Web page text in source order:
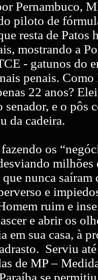
Pernambuco,
piloto de
resta de Patos
mostrando a
- gatunos do
penais.
22 anos?
senador, e o pôs
da cadeira.
os
milhões
que nunca
e
ruim e
e abrir os
em sua casa, à
Serviu
de MP –
se